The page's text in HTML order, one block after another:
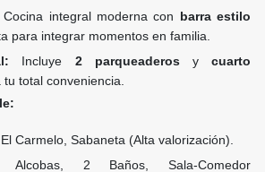
Cocina integral moderna con barra estilo
para integrar momentos en familia.
Incluye 2 parqueaderosycuarto
total conveniencia.
Carmelo, Sabaneta (Alta valorización).
2 Baños, Sala-Comedor